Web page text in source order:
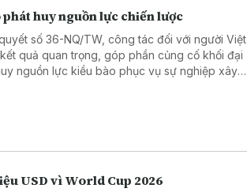
huy nguồn lực chiến lược
số 36-NQ/TW, công tác đối với người Việt
quả quan trọng, góp phần củng cố khối đại
nguồn lực kiều bào phục vụ sự nghiệp xây
USD vì World Cup 2026